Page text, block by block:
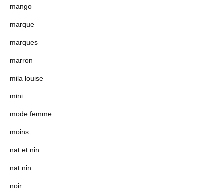
mango
marque
marques
marron
mila louise
mini
mode femme
moins
nat et nin
nat nin
noir